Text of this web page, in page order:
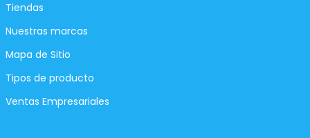
Tiendas
Nuestras marcas
Mapa de Sitio
Tipos de producto
Ventas Empresariales